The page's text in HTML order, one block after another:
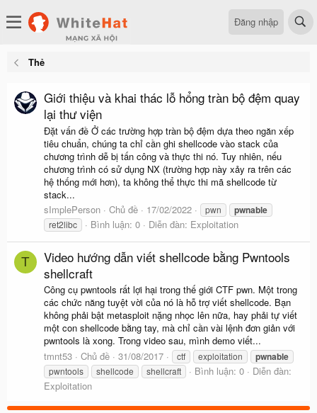
Đăng nhập
Thẻ
Giới thiệu và khai thác lỗ hổng tràn bộ đệm quay
lại thư viện
Đặt vấn đề Ở các trường hợp tràn bộ đệm dựa theo ngăn xếp
tiêu chuẩn, chúng ta chỉ cần ghi shellcode vào stack của
chương trình dễ bị tấn công và thực thi nó. Tuy nhiên, nếu
chương trình có sử dụng NX (trường hợp này xảy ra trên các
hệ thống mới hơn), ta không thể thực thi mã shellcode từ
stack...
sImplePerson
Chủ đề 17/02/2022 pwn pwnable
ret2libc Bình luận: 0 Diễn đàn: Exploitation
T
Video hướng dẫn viết shellcode bằng Pwntools
shellcraft
Công cụ pwntools rất lợi hại trong thế giới CTF pwn. Một trong
các chức năng tuyệt vời của nó là hỗ trợ viết shellcode. Bạn
không phải bật metasploit nặng nhọc lên nữa, hay phải tự viết
một con shellcode bằng tay, mà chỉ cần vài lệnh đơn giản với
pwntools là xong. Trong video sau, mình demo viết...
tmnt53
Chủ đề 31/08/2017 ctf exploitation pwnable
pwntools shellcode shellcraft Bình luận: 0
Diễn đàn:
Exploitation